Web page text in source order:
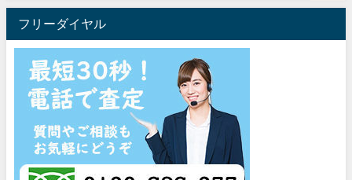
フリーダイヤル